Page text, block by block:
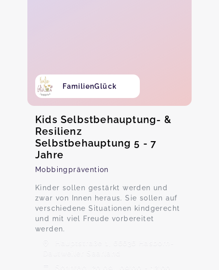
FamilienGlück
Kids Selbstbehauptung- &
Resilienz
Selbstbehauptung 5 - 7
Jahre
Mobbingprävention
Kinder sollen gestärkt werden und
zwar von Innen heraus. Sie sollen auf
verschiedene Situationen kindgerecht
und mit viel Freude vorbereitet
werden.
Hauptstraße 1, 66636 Hasborn-
Dautweiler Saarland
Sonntag, 20.09., 09:00 - 13:00